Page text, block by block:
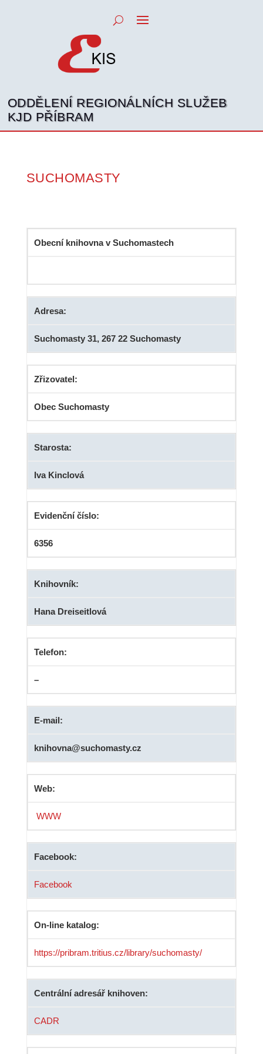
ODDĚLENÍ REGIONÁLNÍCH SLUŽEB
KJD PŘÍBRAM
SUCHOMASTY
Obecní knihovna v Suchomastech
Adresa:
Suchomasty 31, 267 22 Suchomasty
Zřizovatel:
Obec Suchomasty
Starosta:
Iva Kinclová
Evidenční číslo:
6356
Knihovník:
Hana Dreiseitlová
Telefon:
–
E-mail:
knihovna@suchomasty.cz
Web:
WWW
Facebook:
Facebook
On-line katalog:
https://pribram.tritius.cz/library/suchomasty/
Centrální adresář knihoven:
CADR